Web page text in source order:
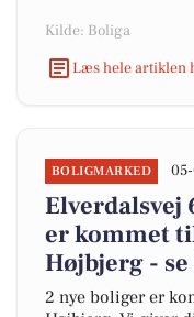
Kilde: Boliga
Læs hele artiklen
BOLIGMARKED
Elverdalsvej
er kommet
Højbjerg -
2 nye boliger er